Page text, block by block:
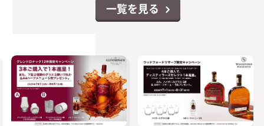
一覧を見る